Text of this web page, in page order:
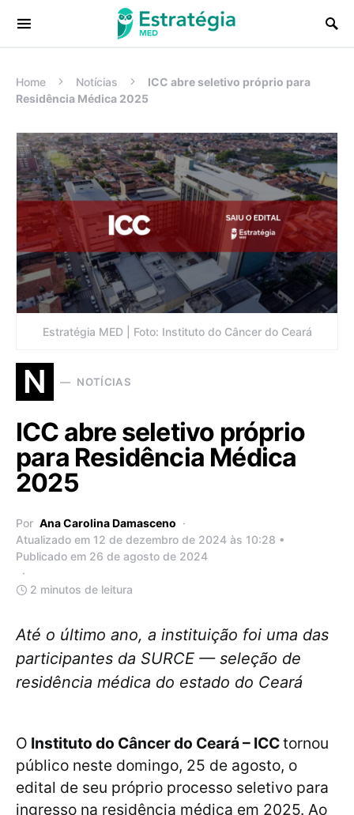
Procurar:
Home Notícias
ICC abre seletivo próprio para
Residência Médica 2025
Estratégia MED | Foto: Instituto do Câncer do Ceará
N NOTÍCIAS
ICC abre seletivo próprio
para Residência Médica
2025
Por Ana Carolina Damasceno
Atualizado em 12 de dezembro de 2024 às 10:28 •
Publicado em 26 de agosto de 2024
2 minutos de leitura
Até o último ano, a instituição foi uma das
participantes da SURCE — seleção de
residência médica do estado do Ceará
O Instituto do Câncer do Ceará – ICCtornou
público neste domingo, 25 de agosto, o
edital de seu próprio processo seletivo para
ingresso na residência médica em 2025. Ao